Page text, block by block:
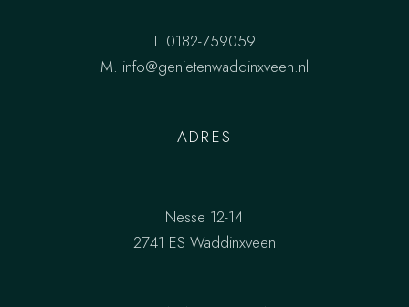
T. 0182-759059
M. info@genietenwaddinxveen.nl
ADRES
Nesse 12-14
2741 ES Waddinxveen